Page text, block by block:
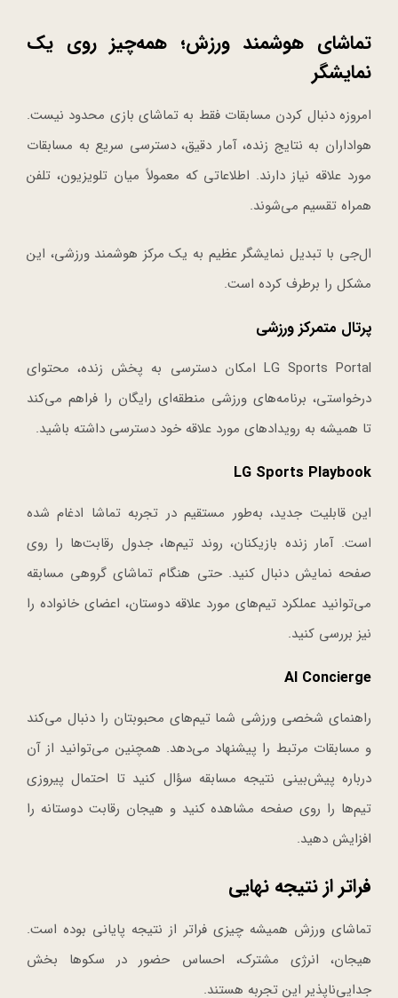
تماشای هوشمند ورزش؛ همه‌چیز روی یک
نمایشگر
امروزه دنبال کردن مسابقات فقط به تماشای بازی محدود نیست.
هواداران به نتایج زنده، آمار دقیق، دسترسی سریع به مسابقات
مورد علاقه نیاز دارند. اطلاعاتی که معمولاً میان تلویزیون، تلفن
همراه تقسیم می‌شوند.
ال‌جی با تبدیل نمایشگر عظیم به یک مرکز هوشمند ورزشی، این
مشکل را برطرف کرده است.
پرتال متمرکز ورزشی
LG Sports Portal امکان دسترسی به پخش زنده، محتوای
درخواستی، برنامه‌های ورزشی منطقه‌ای رایگان را فراهم می‌کند
تا همیشه به رویدادهای مورد علاقه خود دسترسی داشته باشید.
LG Sports Playbook
این قابلیت جدید، به‌طور مستقیم در تجربه تماشا ادغام شده
است. آمار زنده بازیکنان، روند تیم‌ها، جدول رقابت‌ها را روی
صفحه نمایش دنبال کنید. حتی هنگام تماشای گروهی مسابقه
می‌توانید عملکرد تیم‌های مورد علاقه دوستان، اعضای خانواده را
نیز بررسی کنید.
AI Concierge
راهنمای شخصی ورزشی شما تیم‌های محبوبتان را دنبال می‌کند
و مسابقات مرتبط را پیشنهاد می‌دهد. همچنین می‌توانید از آن
درباره پیش‌بینی نتیجه مسابقه سؤال کنید تا احتمال پیروزی
تیم‌ها را روی صفحه مشاهده کنید و هیجان رقابت دوستانه را
افزایش دهید.
فراتر از نتیجه نهایی
تماشای ورزش همیشه چیزی فراتر از نتیجه پایانی بوده است.
هیجان، انرژی مشترک، احساس حضور در سکوها بخش
جدایی‌ناپذیر این تجربه هستند.